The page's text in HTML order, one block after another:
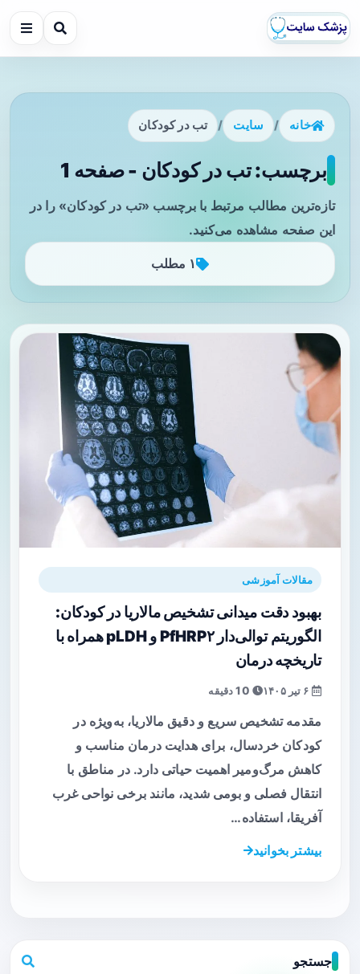
خانه / سایت / تب در کودکان
برچسب: تب در کودکان - صفحه 1
تازه‌ترین مطالب مرتبط با برچسب «تب در کودکان» را در
این صفحه مشاهده می‌کنید.
۱ مطلب
مقالات آموزشی
بهبود دقت میدانی تشخیص مالاریا در کودکان:
الگوریتم توالی‌دار PfHRP۲ و pLDH همراه با
تاریخچه درمان
مقدمه تشخیص سریع و دقیق مالاریا، به‌ویژه در
کودکان خردسال، برای هدایت درمان مناسب و
کاهش مرگ‌ومیر اهمیت حیاتی دارد. در مناطق با
انتقال فصلی و بومی شدید، مانند برخی نواحی غرب
آفریقا، استفاده…
بیشتر بخوانید
جستجو